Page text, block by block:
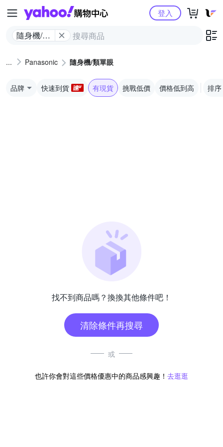
Yahoo購物中心
隨身機/類
登入
Panasonic 隨身機/類單眼
品牌 快速到貨 有現貨 挑戰低價 價格低到高 排序
找不到商品嗎？換換其他條件吧！
清除條件再搜尋
或
也許你會對這些價格優惠中的商品感興趣！ 去逛逛